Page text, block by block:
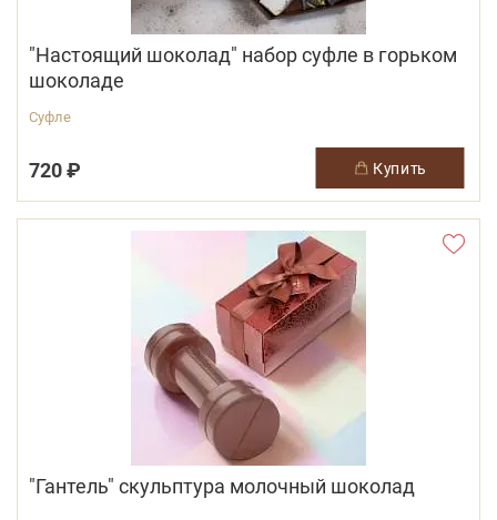
"Настоящий шоколад" набор суфле в горьком
шоколаде
Суфле
720 ₽ купить
"Гантель" скульптура молочный шоколад